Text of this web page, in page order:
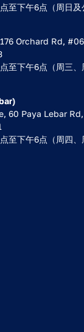
至下午6点（周日及
Orchard Rd,
至下午6点（周三
60 Paya Lebar
至下午6点（周四